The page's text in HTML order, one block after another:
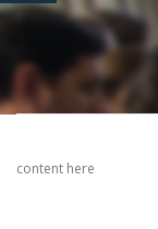
content here